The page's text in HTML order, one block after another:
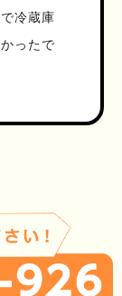
冷蔵庫
ったで